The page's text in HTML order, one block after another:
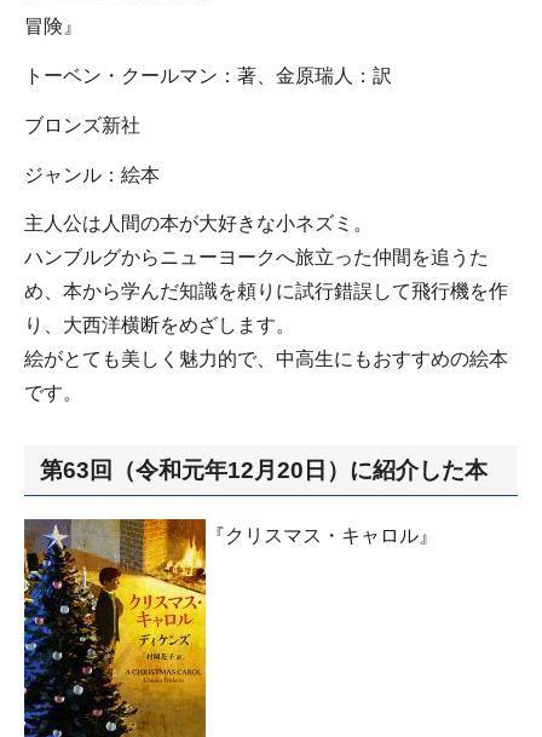
冒険』
トーベン・クールマン：著、金原瑞人：訳
ブロンズ新社
ジャンル：絵本
主人公は人間の本が大好きな小ネズミ。
ハンブルグからニューヨークへ旅立った仲間を追うた
め、本から学んだ知識を頼りに試行錯誤して飛行機を作
り、大西洋横断をめざします。
絵がとても美しく魅力的で、中高生にもおすすめの絵本
です。
第63回（令和元年12月20日）に紹介した本
『クリスマス・キャロル』